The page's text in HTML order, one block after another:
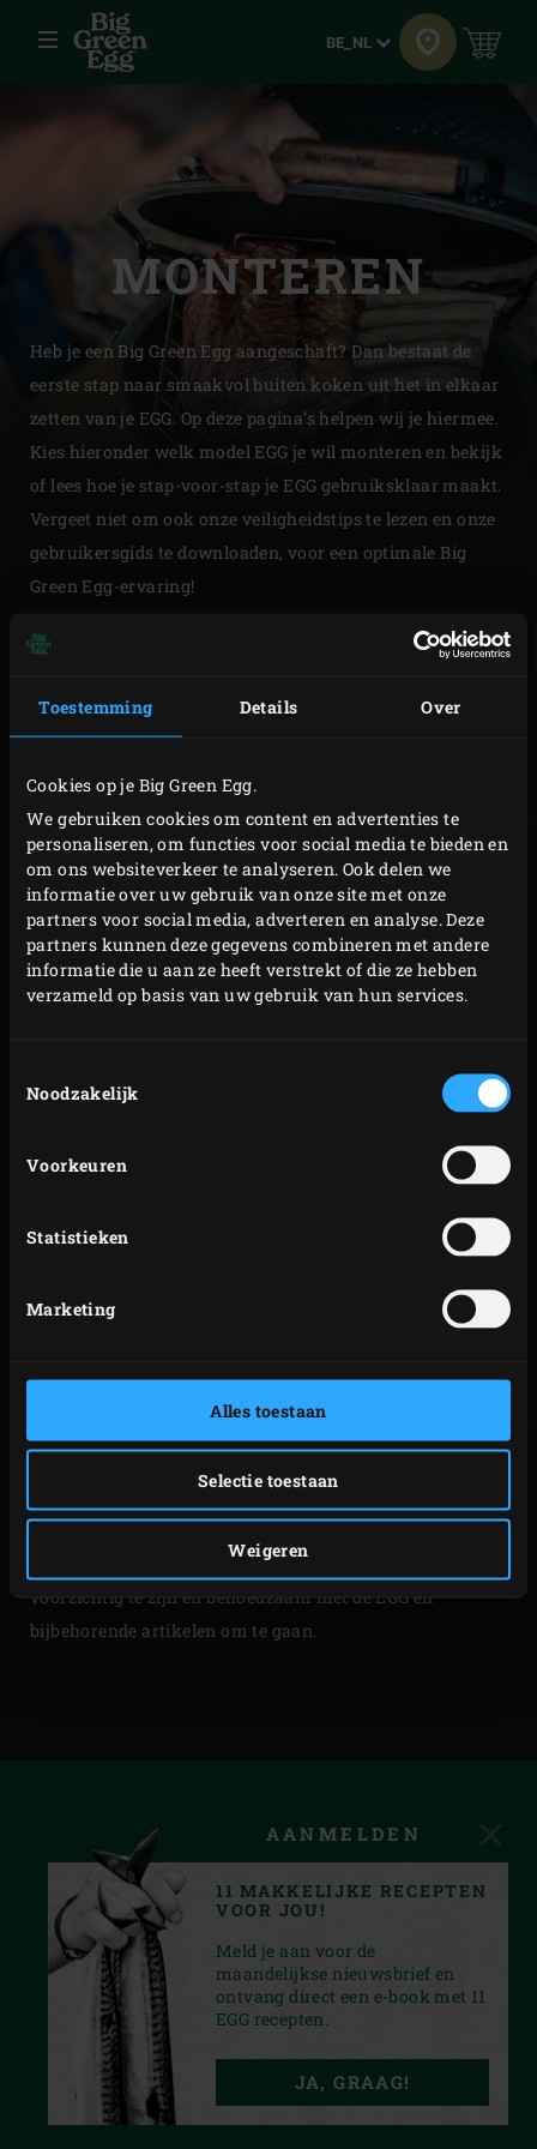
Toestemming Details Over
Cookies op je Big Green Egg.
We gebruiken cookies om content en advertenties te
personaliseren, om functies voor social media te bieden en
om ons websiteverkeer te analyseren. Ook delen we
informatie over uw gebruik van onze site met onze
partners voor social media, adverteren en analyse. Deze
partners kunnen deze gegevens combineren met andere
informatie die u aan ze heeft verstrekt of die ze hebben
verzameld op basis van uw gebruik van hun services.
Noodzakelijk
Voorkeuren
Statistieken
Marketing
Alles toestaan
Selectie toestaan
Weigeren
Menu Taal
BE_NL
MONTEREN
Heb je een Big Green Egg aangeschaft? Dan bestaat de
eerste stap naar smaakvol buiten koken uit het in elkaar
zetten van je EGG. Op deze pagina’s helpen wij je hiermee.
Kies hieronder welk model EGG je wil monteren en bekijk
of lees hoe je stap-voor-stap je EGG gebruiksklaar maakt.
Vergeet niet om ook onze veiligheidstips te lezen en onze
gebruikersgids te downloaden, voor een optimale Big
Green Egg-ervaring!
MINI MONTEREN MINIMAX
SMALL
MONTEREN
MEDIUM
MONTEREN
2XL MONTEREN HANDLEIDINGEN
de veiligheid bij het gebruik van het apparaat. Het is de
verantwoordelijkheid van de gebruiker de veiligheid van
zichzelf en de omgeving in acht te nemen en te allen tijde
voorzichtig te zijn en behoedzaam met de EGG en
bijbehorende artikelen om te gaan.
PRIVACY STATEMENT
AANMELDEN
11 MAKKELIJKE RECEPTEN
VOOR JOU!
Meld je aan voor de
maandelijkse nieuwsbrief en
ontvang direct een e-book met 11
EGG recepten.
JA, GRAAG!